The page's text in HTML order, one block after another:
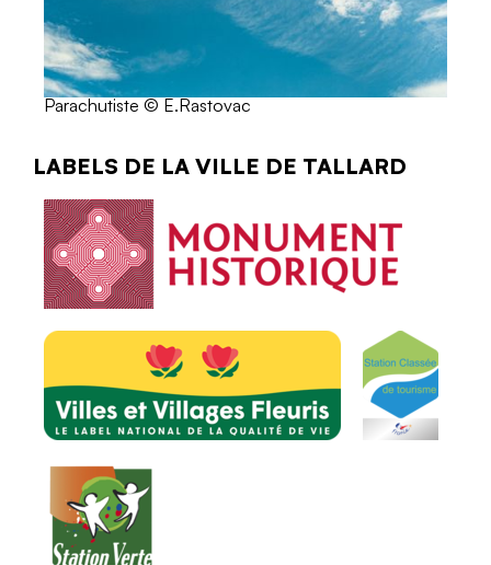
Parachutiste © E.Rastovac
LABELS DE LA VILLE DE TALLARD